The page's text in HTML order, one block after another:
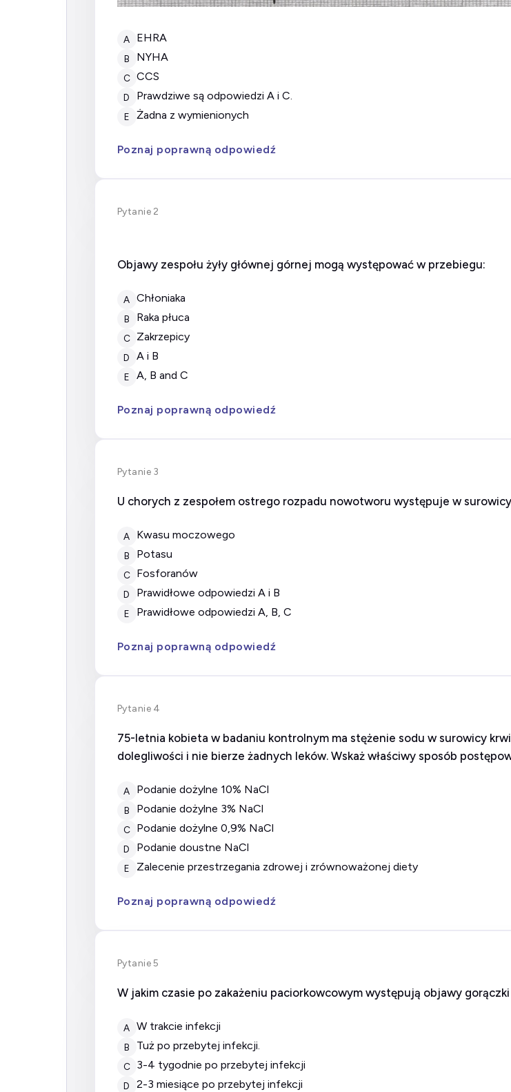
A EHRA
B NYHA
C CCS
D prawdziwe są odpowiedzi A i C.
E żadna z wymienionych
Poznaj poprawną odpowiedź
Pytanie 2
Objawy zespołu żyły głównej górnej mogą występować w przebiegu:
A chłoniaka
B raka płuca
C zakrzepicy
D A i B
E A, B and C
Poznaj poprawną odpowiedź
Pytanie 3
U chorych z zespołem ostrego rozpadu nowotworu występuje w
A kwasu moczowego
B potasu
C fosforanów
D prawidłowe odpowiedzi A i B
E prawidłowe odpowiedzi A, B, C
Poznaj poprawną odpowiedź
Pytanie 4
75-letnia kobieta w badaniu kontrolnym ma stężenie sodu w surowicy
dolegliwości i nie bierze żadnych leków. Wskaż właściwy sposób
A Podanie dożylne 10% NaCl
B Podanie dożylne 3% NaCl
C Podanie dożylne 0,9% NaCl
D Podanie doustne NaCl
E Zalecenie przestrzegania zdrowej i zrównoważonej diety
Poznaj poprawną odpowiedź
Pytanie 5
W jakim czasie po zakażeniu paciorkowcowym występują objawy
A w trakcie infekcji
B tuż po przebytej infekcji.
C 3-4 tygodnie po przebytej infekcji
D 2-3 miesiące po przebytej infekcji